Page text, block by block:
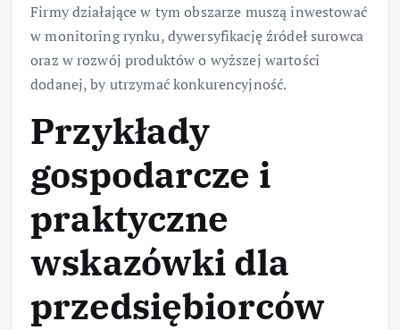
Firmy działające w tym obszarze muszą inwestować
w monitoring rynku, dywersyfikację źródeł surowca
oraz w rozwój produktów o wyższej wartości
dodanej, by utrzymać konkurencyjność.
Przykłady
gospodarcze i
praktyczne
wskazówki dla
przedsiębiorców